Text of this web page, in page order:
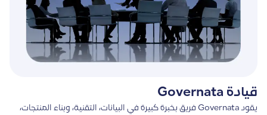
قيادة Governata
يقود Governata فريق بخبرة كبيرة في البيانات، التقنية، وبناء المنتجات،